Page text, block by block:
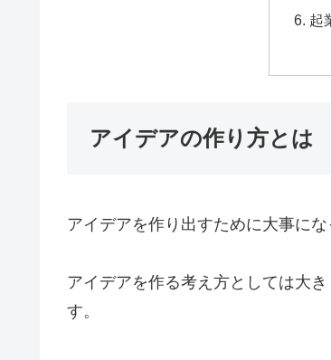
起
アイデアの作り方とは
アイデアを作り出すために大事に
アイデアを作る考え方としては大
す。